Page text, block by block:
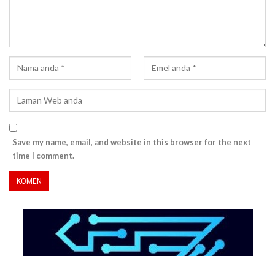
Save my name, email, and website in this browser for the next
time I comment.